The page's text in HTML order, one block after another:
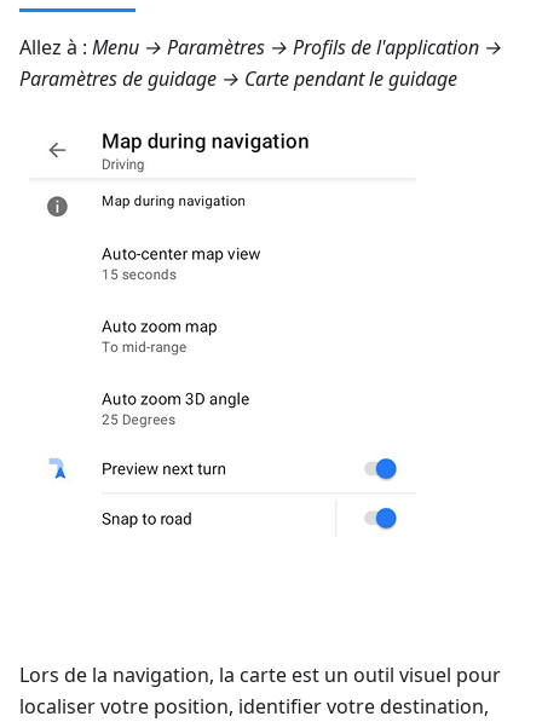
Allez à : Menu → Paramètres → Profils de l'application →
Paramètres de guidage → Carte pendant le guidage
Lors de la navigation, la carte est un outil visuel pour
localiser votre position, identifier votre destination,